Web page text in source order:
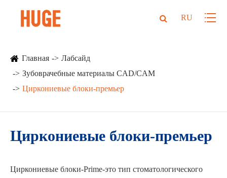
RU
Главная
Лабсайд
Зубоврачебные материалы CAD/CAM
Циркониевые блоки-премьер
Циркониевые блоки-премьер
Циркониевые блоки-Prime-это тип стоматологического